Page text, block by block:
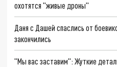
охотятся "живые дроны"
Даня с Дашей спаслись от
закончились
"Мы вас заставим": Жуткие